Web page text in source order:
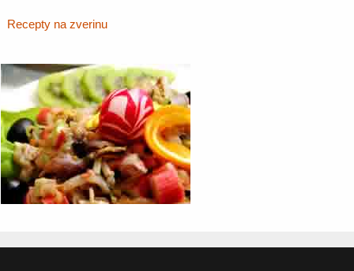
Recepty na zverinu